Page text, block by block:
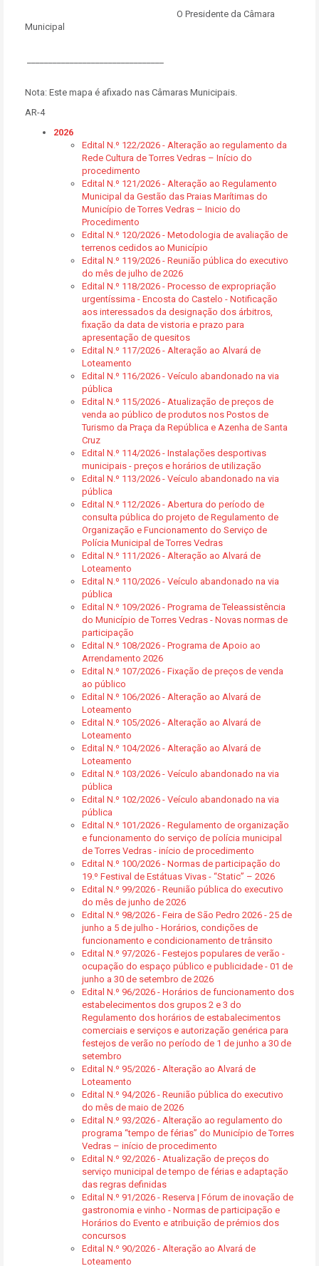
O Presidente da Câmara
Municipal
Nota: Este mapa é afixado nas Câmaras Municipais.
AR-4
2026
Edital N.º 122/2026 - Alteração ao regulamento da
Rede Cultura de Torres Vedras – Início do
procedimento
Edital N.º 121/2026 - Alteração ao Regulamento
Municipal da Gestão das Praias Marítimas do
Município de Torres Vedras – Inicio do
Procedimento
Edital N.º 120/2026 - Metodologia de avaliação de
terrenos cedidos ao Município
Edital N.º 119/2026 - Reunião pública do executivo
do mês de julho de 2026
Edital N.º 118/2026 - Processo de expropriação
urgentíssima - Encosta do Castelo - Notificação
aos interessados da designação dos árbitros,
fixação da data de vistoria e prazo para
apresentação de quesitos
Edital N.º 117/2026 - Alteração ao Alvará de
Loteamento
Edital N.º 116/2026 - Veículo abandonado na via
pública
Edital N.º 115/2026 - Atualização de preços de
venda ao público de produtos nos Postos de
Turismo da Praça da República e Azenha de Santa
Cruz
Edital N.º 114/2026 - Instalações desportivas
municipais - preços e horários de utilização
Edital N.º 113/2026 - Veículo abandonado na via
pública
Edital N.º 112/2026 - Abertura do período de
consulta pública do projeto de Regulamento de
Organização e Funcionamento do Serviço de
Polícia Municipal de Torres Vedras
Edital N.º 111/2026 - Alteração ao Alvará de
Loteamento
Edital N.º 110/2026 - Veículo abandonado na via
pública
Edital N.º 109/2026 - Programa de Teleassistência
do Município de Torres Vedras - Novas normas de
participação
Edital N.º 108/2026 - Programa de Apoio ao
Arrendamento 2026
Edital N.º 107/2026 - Fixação de preços de venda
ao público
Edital N.º 106/2026 - Alteração ao Alvará de
Loteamento
Edital N.º 105/2026 - Alteração ao Alvará de
Loteamento
Edital N.º 104/2026 - Alteração ao Alvará de
Loteamento
Edital N.º 103/2026 - Veículo abandonado na via
pública
Edital N.º 102/2026 - Veículo abandonado na via
pública
Edital N.º 101/2026 - Regulamento de organização
e funcionamento do serviço de polícia municipal
de Torres Vedras - início de procedimento
Edital N.º 100/2026 - Normas de participação do
19.º Festival de Estátuas Vivas - “Static” – 2026
Edital N.º 99/2026 - Reunião pública do executivo
do mês de junho de 2026
Edital N.º 98/2026 - Feira de São Pedro 2026 - 25 de
junho a 5 de julho - Horários, condições de
funcionamento e condicionamento de trânsito
Edital N.º 97/2026 - Festejos populares de verão -
ocupação do espaço público e publicidade - 01 de
junho a 30 de setembro de 2026
Edital N.º 96/2026 - Horários de funcionamento dos
estabelecimentos dos grupos 2 e 3 do
Regulamento dos horários de estabalecimentos
comerciais e serviços e autorização genérica para
festejos de verão no período de 1 de junho a 30 de
setembro
Edital N.º 95/2026 - Alteração ao Alvará de
Loteamento
Edital N.º 94/2026 - Reunião pública do executivo
do mês de maio de 2026
Edital N.º 93/2026 - Alteração ao regulamento do
programa “tempo de férias” do Município de Torres
Vedras – início de procedimento
Edital N.º 92/2026 - Atualização de preços do
serviço municipal de tempo de férias e adaptação
das regras definidas
Edital N.º 91/2026 - Reserva | Fórum de inovação de
gastronomia e vinho - Normas de participação e
Horários do Evento e atribuição de prémios dos
concursos
Edital N.º 90/2026 - Alteração ao Alvará de
Loteamento